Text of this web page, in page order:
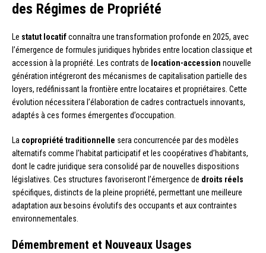
des Régimes de Propriété
Le statut locatifconnaîtra une transformation profonde en 2025, avec
l’émergence de formules juridiques hybrides entre location classique et
accession à la propriété. Les contrats de location-accession nouvelle
génération intégreront des mécanismes de capitalisation partielle des
loyers, redéfinissant la frontière entre locataires et propriétaires. Cette
évolution nécessitera l’élaboration de cadres contractuels innovants,
adaptés à ces formes émergentes d’occupation.
La copropriété traditionnelle sera concurrencée par des modèles
alternatifs comme l’habitat participatif et les coopératives d’habitants,
dont le cadre juridique sera consolidé par de nouvelles dispositions
législatives. Ces structures favoriseront l’émergence de droits réels
spécifiques, distincts de la pleine propriété, permettant une meilleure
adaptation aux besoins évolutifs des occupants et aux contraintes
environnementales.
Démembrement et Nouveaux Usages